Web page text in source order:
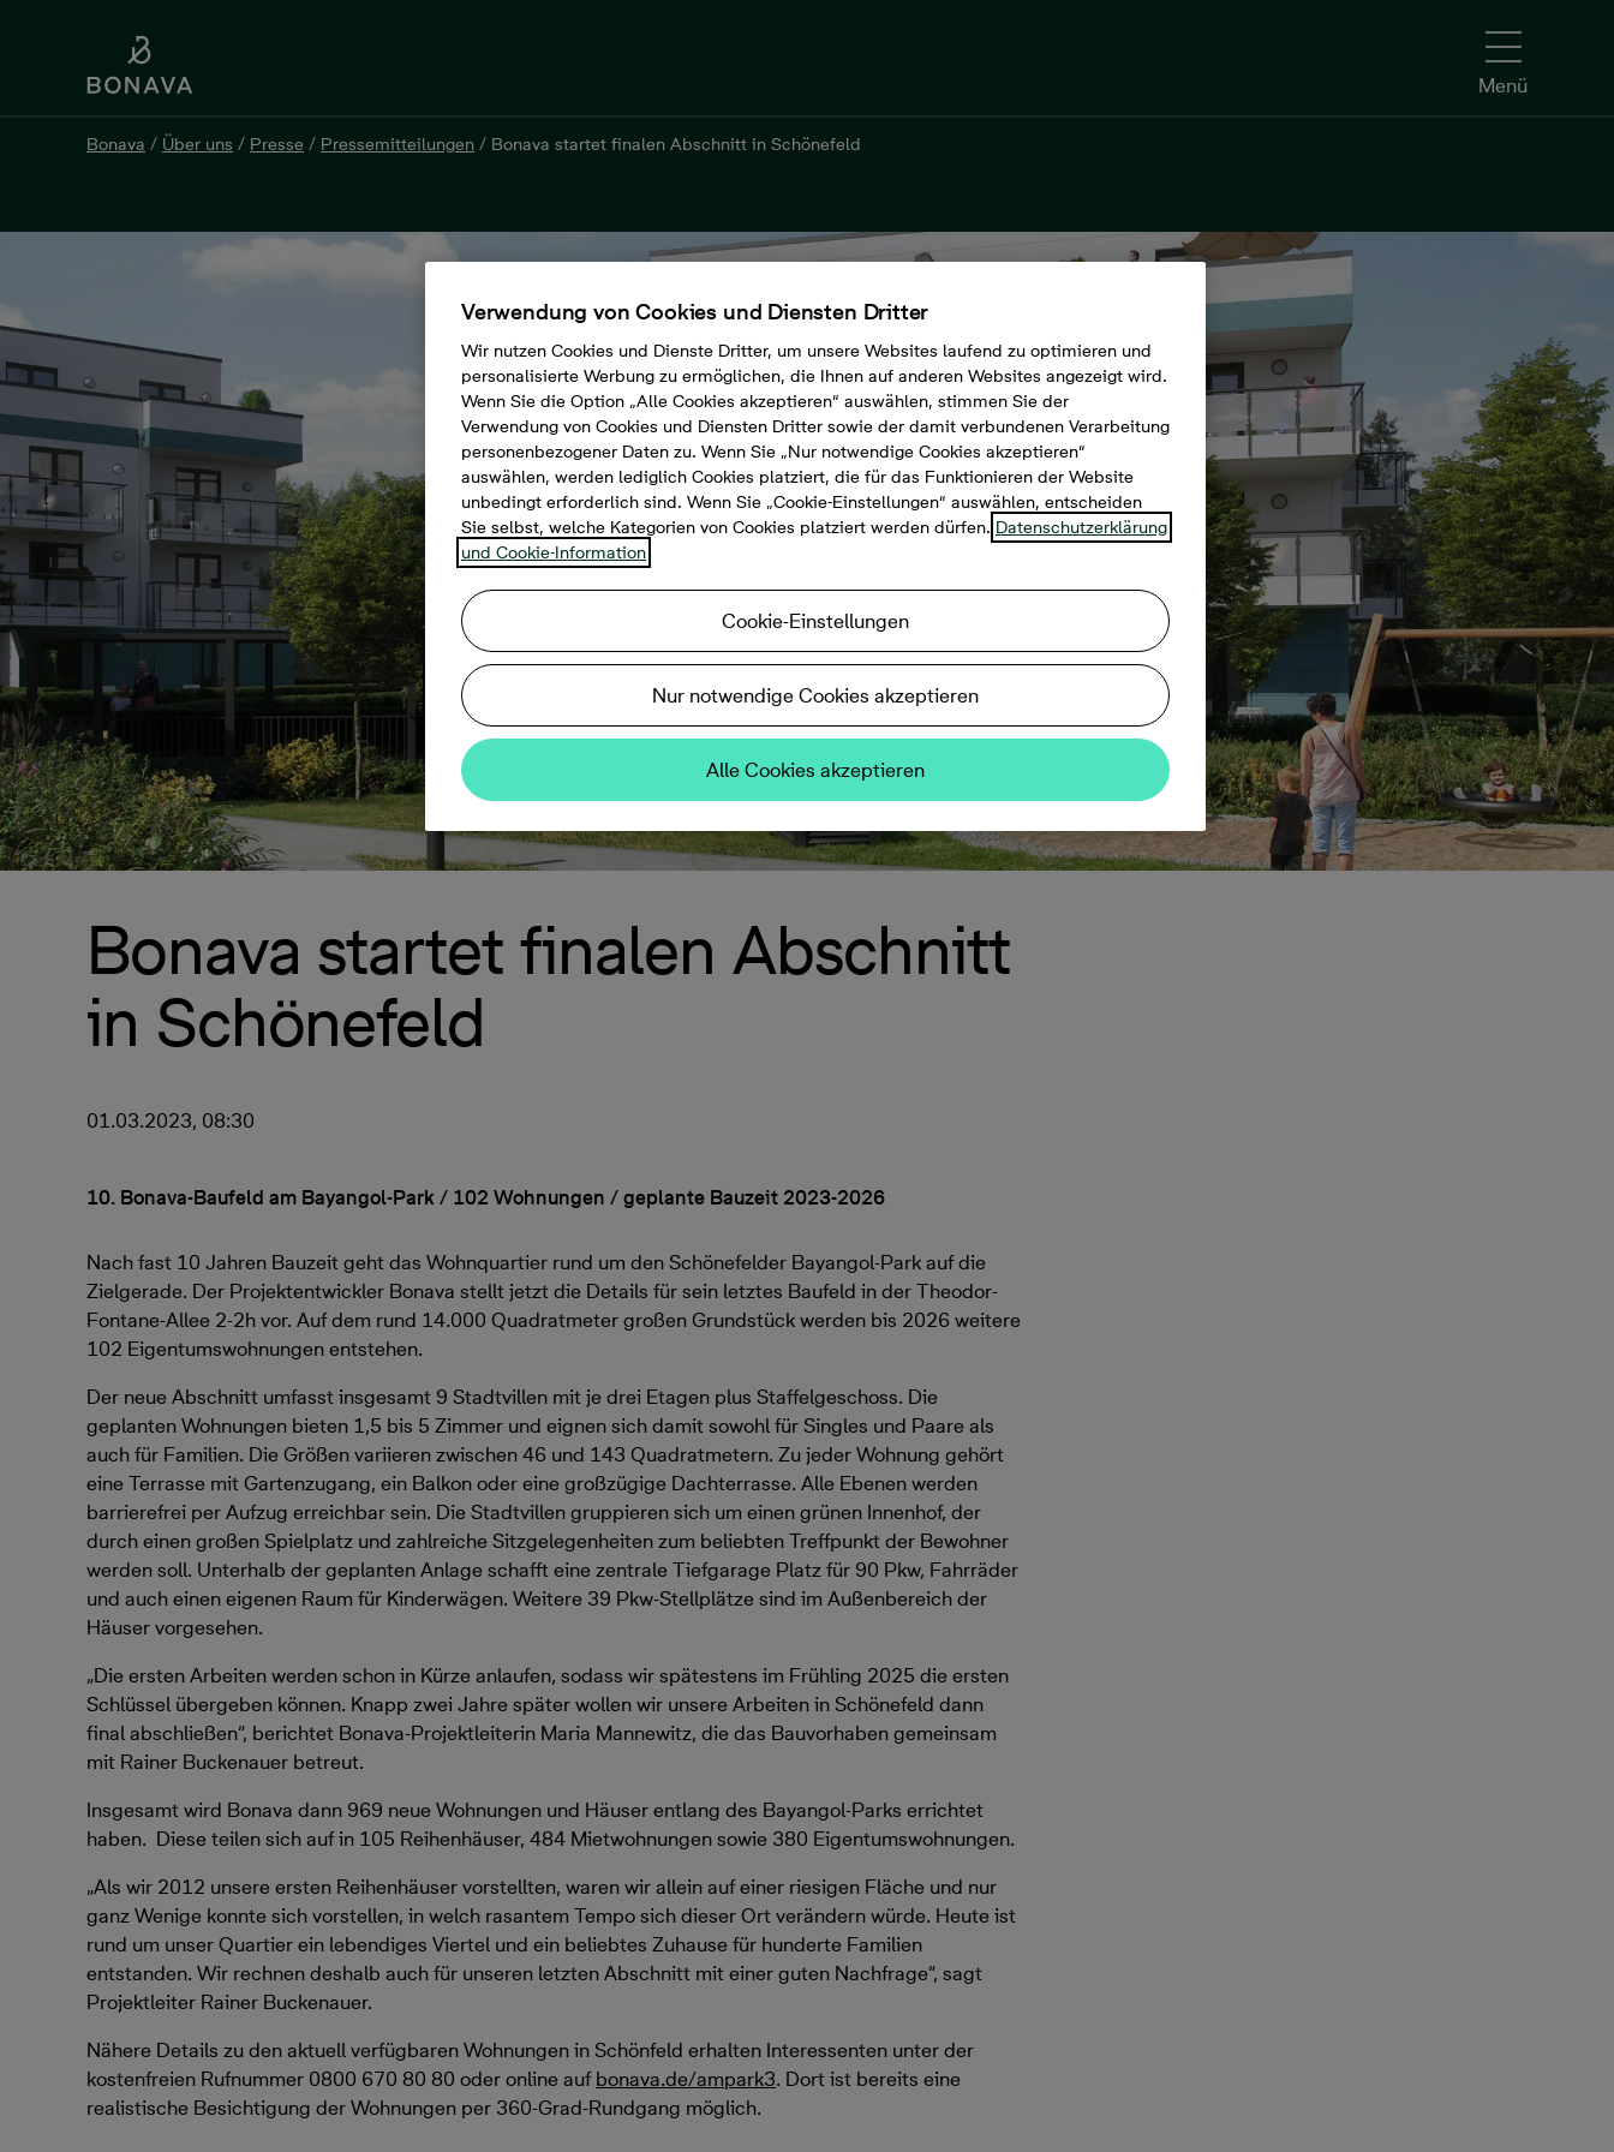
Menü
Bonava / Über uns / Presse / Pressemitteilungen / Bonava startet finalen Abschnitt in Schönefeld
Bonava startet finalen Abschnitt
in Schönefeld
01.03.2023, 08:30
10. Bonava-Baufeld am Bayangol-Park / 102 Wohnungen / geplante Bauzeit 2023-2026
Nach fast 10 Jahren Bauzeit geht das Wohnquartier rund um den Schönefelder Bayangol-Park auf die
Zielgerade. Der Projektentwickler Bonava stellt jetzt die Details für sein letztes Baufeld in der Theodor-
Fontane-Allee 2-2h vor. Auf dem rund 14.000 Quadratmeter großen Grundstück werden bis 2026 weitere
102 Eigentumswohnungen entstehen.
Der neue Abschnitt umfasst insgesamt 9 Stadtvillen mit je drei Etagen plus Staffelgeschoss. Die
geplanten Wohnungen bieten 1,5 bis 5 Zimmer und eignen sich damit sowohl für Singles und Paare als
auch für Familien. Die Größen variieren zwischen 46 und 143 Quadratmetern. Zu jeder Wohnung gehört
eine Terrasse mit Gartenzugang, ein Balkon oder eine großzügige Dachterrasse. Alle Ebenen werden
barrierefrei per Aufzug erreichbar sein. Die Stadtvillen gruppieren sich um einen grünen Innenhof, der
durch einen großen Spielplatz und zahlreiche Sitzgelegenheiten zum beliebten Treffpunkt der Bewohner
werden soll. Unterhalb der geplanten Anlage schafft eine zentrale Tiefgarage Platz für 90 Pkw, Fahrräder
und auch einen eigenen Raum für Kinderwägen. Weitere 39 Pkw-Stellplätze sind im Außenbereich der
Häuser vorgesehen.
„Die ersten Arbeiten werden schon in Kürze anlaufen, sodass wir spätestens im Frühling 2025 die ersten
Schlüssel übergeben können. Knapp zwei Jahre später wollen wir unsere Arbeiten in Schönefeld dann
final abschließen“, berichtet Bonava-Projektleiterin Maria Mannewitz, die das Bauvorhaben gemeinsam
mit Rainer Buckenauer betreut.
Insgesamt wird Bonava dann 969 neue Wohnungen und Häuser entlang des Bayangol-Parks errichtet
haben. Diese teilen sich auf in 105 Reihenhäuser, 484 Mietwohnungen sowie 380 Eigentumswohnungen.
„Als wir 2012 unsere ersten Reihenhäuser vorstellten, waren wir allein auf einer riesigen Fläche und nur
ganz Wenige konnte sich vorstellen, in welch rasantem Tempo sich dieser Ort verändern würde. Heute ist
rund um unser Quartier ein lebendiges Viertel und ein beliebtes Zuhause für hunderte Familien
entstanden. Wir rechnen deshalb auch für unseren letzten Abschnitt mit einer guten Nachfrage“, sagt
Projektleiter Rainer Buckenauer.
Nähere Details zu den aktuell verfügbaren Wohnungen in Schönfeld erhalten Interessenten unter der
kostenfreien Rufnummer 0800 670 80 80 oder online auf bonava.de/ampark3. Dort ist bereits eine
realistische Besichtigung der Wohnungen per 360-Grad-Rundgang möglich.
Verwendung von Cookies und Diensten Dritter
Wir nutzen Cookies und Dienste Dritter, um unsere Websites laufend zu optimieren und
personalisierte Werbung zu ermöglichen, die Ihnen auf anderen Websites angezeigt wird.
Wenn Sie die Option „Alle Cookies akzeptieren“ auswählen, stimmen Sie der
Verwendung von Cookies und Diensten Dritter sowie der damit verbundenen Verarbeitung
personenbezogener Daten zu. Wenn Sie „Nur notwendige Cookies akzeptieren“
auswählen, werden lediglich Cookies platziert, die für das Funktionieren der Website
unbedingt erforderlich sind. Wenn Sie „Cookie-Einstellungen“ auswählen, entscheiden
Sie selbst, welche Kategorien von Cookies platziert werden dürfen. Datenschutzerklärung
und Cookie-Information
Cookie-Einstellungen
Nur notwendige Cookies akzeptieren
Alle Cookies akzeptieren